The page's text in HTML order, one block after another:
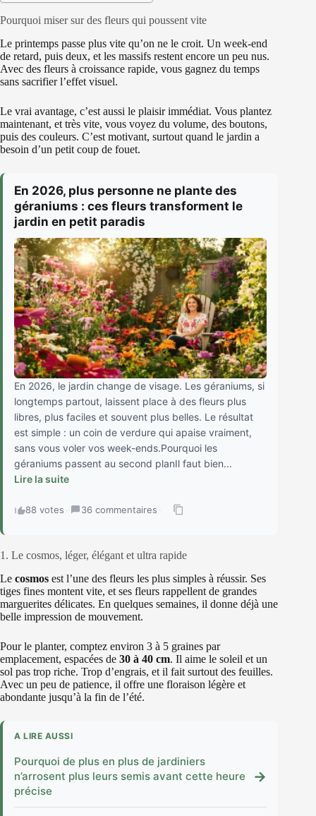
Pourquoi miser sur des fleurs qui poussent vite
Le printemps passe plus vite qu’on ne le croit. Un week-end
de retard, puis deux, et les massifs restent encore un peu nus.
Avec des fleurs à croissance rapide, vous gagnez du temps
sans sacrifier l’effet visuel.
Le vrai avantage, c’est aussi le plaisir immédiat. Vous plantez
maintenant, et très vite, vous voyez du volume, des boutons,
puis des couleurs. C’est motivant, surtout quand le jardin a
besoin d’un petit coup de fouet.
En 2026, plus personne ne plante des
géraniums : ces fleurs transforment le
jardin en petit paradis
En 2026, le jardin change de visage. Les géraniums, si
longtemps partout, laissent place à des fleurs plus
libres, plus faciles et souvent plus belles. Le résultat
est simple : un coin de verdure qui apaise vraiment,
sans vous voler vos week-ends.Pourquoi les
géraniums passent au second planIl faut bien...
Lire la suite
88 votes · 36 commentaires ·
1. Le cosmos, léger, élégant et ultra rapide
Le cosmos est l’une des fleurs les plus simples à réussir. Ses
tiges fines montent vite, et ses fleurs rappellent de grandes
marguerites délicates. En quelques semaines, il donne déjà une
belle impression de mouvement.
Pour le planter, comptez environ 3 à 5 graines par
emplacement, espacées de 30 à 40 cm. Il aime le soleil et un
sol pas trop riche. Trop d’engrais, et il fait surtout des feuilles.
Avec un peu de patience, il offre une floraison légère et
abondante jusqu’à la fin de l’été.
A LIRE AUSSI
Pourquoi de plus en plus de jardiniers
n’arrosent plus leurs semis avant cette heure
précise
→